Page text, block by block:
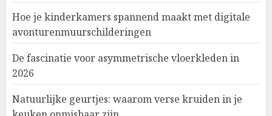
Hoe je kinderkamers spannend maakt met digitale
avonturenmuurschilderingen
De fascinatie voor asymmetrische vloerkleden in
2026
Natuurlijke geurtjes: waarom verse kruiden in je